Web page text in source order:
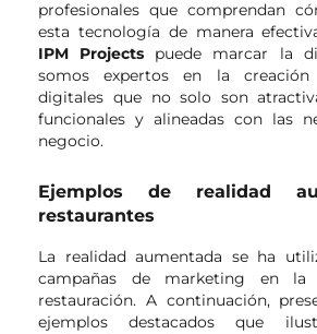
profesionales que comprendan
esta tecnología de manera
IPM Projects puede marcar la
somos expertos en la creación
digitales que no solo son
funcionales y alineadas con las
negocio.
Ejemplos de realidad
restaurantes
La realidad aumentada se ha
campañas de marketing en
restauración. A continuación,
ejemplos destacados que